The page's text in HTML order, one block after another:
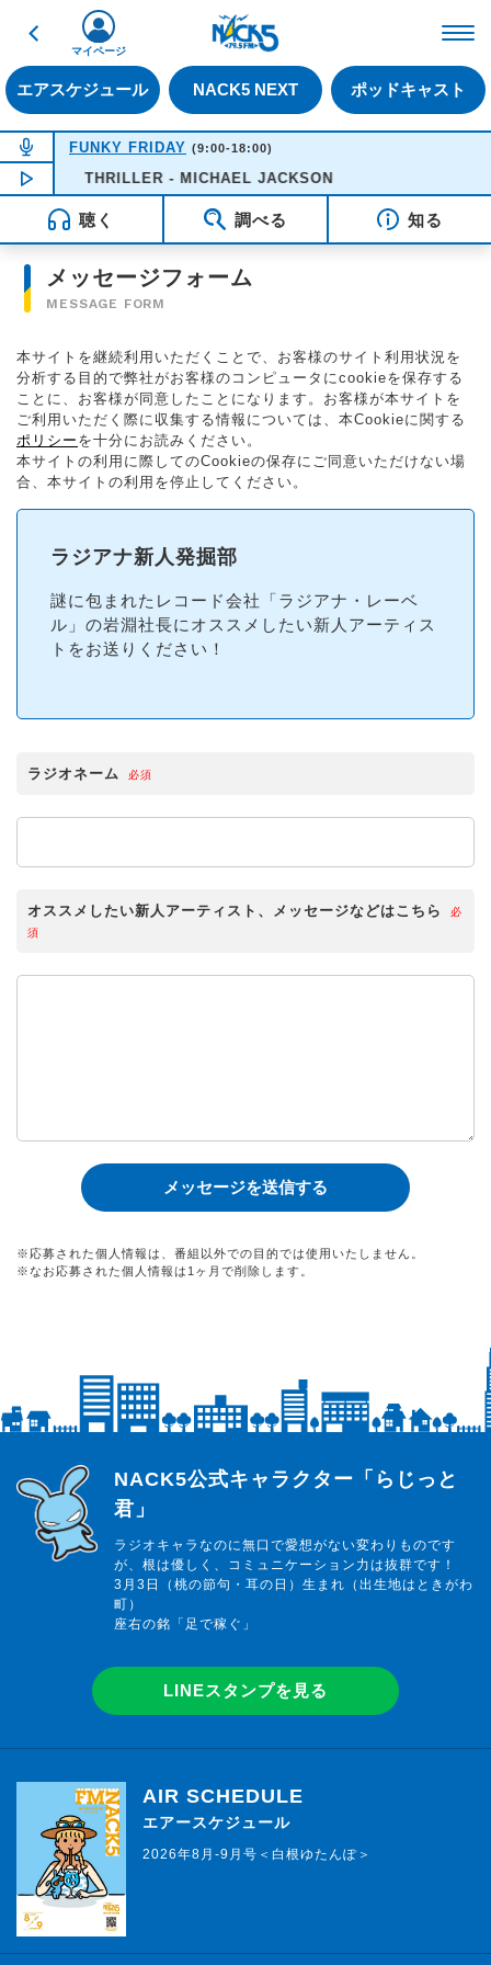
戻る
エアスケジュール NACK5 NEXT ポッドキャスト
マイページ
NOW ON AIR
FUNKY FRIDAY (9:00-18:00)
NOW PLAYING 12:21
THRILLER - MICHAEL JACKSON
聴く 調べる 知る
メッセージフォーム
MESSAGE FORM
本サイトを継続利用いただくことで、お客様のサイト利用状況を
分析する目的で弊社がお客様のコンピュータにcookieを保存する
ことに、お客様が同意したことになります。お客様が本サイトを
ご利用いただく際に収集する情報については、本Cookieに関する
ポリシー を十分にお読みください。
本サイトの利用に際してのCookieの保存にご同意いただけない場
合、本サイトの利用を停止してください。
ラジアナ新人発掘部
謎に包まれたレコード会社「ラジアナ・レーベ
ル」の岩淵社長にオススメしたい新人アーティス
トをお送りください！
ラジオネーム 必須
オススメしたい新人アーティスト、メッセージなどはこちら
必
須
※応募された個人情報は、番組以外での目的では使用いたしません。
※なお応募された個人情報は1ヶ月で削除します。
らじっと君
NACK5公式キャラクター「らじっと
君」
ラジオキャラなのに無口で愛想がない変わりものです
が、根は優しく、コミュニケーション力は抜群です！
3月3日（桃の節句・耳の日）生まれ（出生地はときがわ
町）
座右の銘「足で稼ぐ」
LINEスタンプを見る
AIR SCHEDULE
エアースケジュール
2026年8月-9月号＜白根ゆたんぽ＞